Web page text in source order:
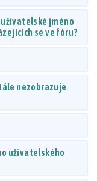
jméno
se ve fóru?
nezobrazuje
uživatelského